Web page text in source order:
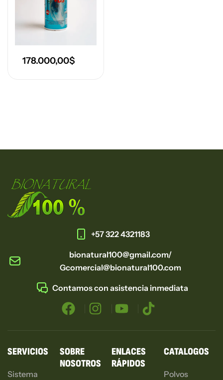
178.000,00$
+57 322 4321183
bionatural100@gmail.com/
Gcomercial@bionatural100.com
Contamos con asistencia inmediata
SERVICIOS
Sistema
SOBRE
NOSOTROS
ENLACES
RÁPIDOS
CATALOGOS
Polvos